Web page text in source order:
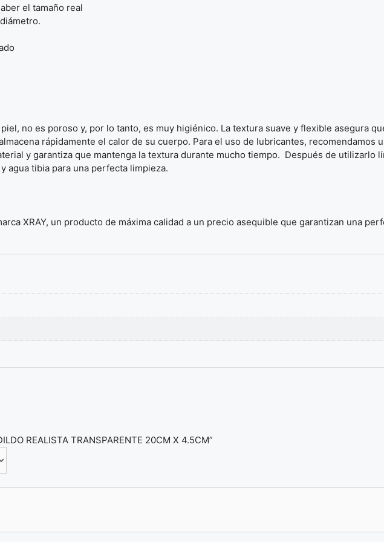
el tamaño real
no es poroso y, por lo tanto, es muy higiénico. La textura suave y flexible asegura
rápidamente el calor de su cuerpo. Para el uso de lubricantes, recomendamos
y garantiza que mantenga la textura durante mucho tiempo. Después de utilizarlo
agua tibia para una perfecta limpieza.
XRAY, un producto de máxima calidad a un precio asequible que garantizan una
REALISTA TRANSPARENTE 20CM X 4.5CM”